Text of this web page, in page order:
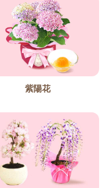
紫陽花